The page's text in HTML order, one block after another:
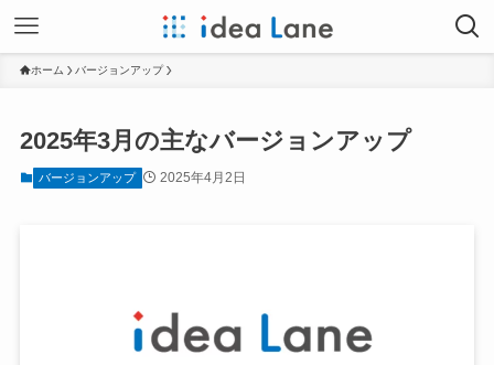
ホーム バージョンアップ
2025年3月の主なバージョンアップ
バージョンアップ 2025年4月2日